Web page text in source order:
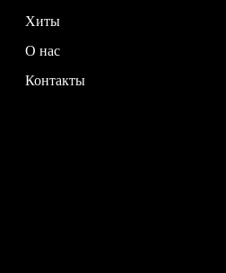
Хиты
О нас
Контакты